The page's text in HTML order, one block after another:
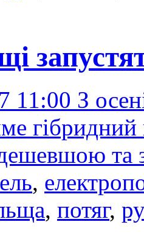
11:00 З
та
,
, потяг,